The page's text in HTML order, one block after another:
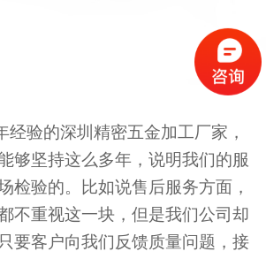
经验的深圳精密五金加工厂家 ，
够坚持这么多年，说明我们的服
检验的。
比如说售后服务方面，
不重视这一块 ，但是我们公司却
只要客户向我们反馈质量问题，接